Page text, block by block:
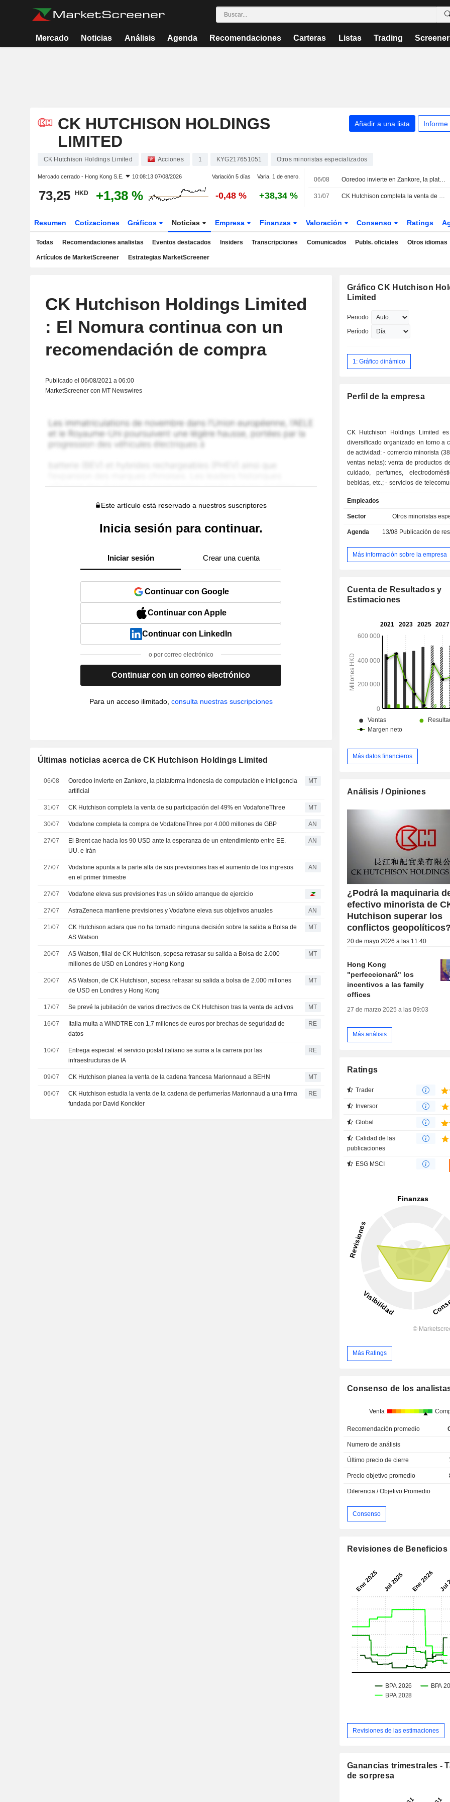
Mercado Noticias Análisis Agenda Recomendaciones Carteras Listas Trading
CK HUTCHISON HOLDINGS
LIMITED
Añadir a una lista Informe
CK Hutchison Holdings Limited Acciones 1 KYG217651051 Otros minoristas especializados
Mercado cerrado - Hong Kong S.E. 10:08:13 07/08/2026 Variación 5 días Varia. 1 de enero.
73,25 HKD +1,38 % -0,48 % +38,34 %
06/08 Ooredoo invierte en Zankore, la plataforma indonesia de computación e inteligencia artificial
31/07 CK Hutchison completa la venta de su participación del 49% en VodafoneThree
Resumen Cotizaciones Gráficos Noticias Empresa Finanzas Valoración Consenso Ratings
Todas Recomendaciones analistas Eventos destacados Insiders Transcripciones Comunicados Publs. oficiales Otros idiomas
Artículos de MarketScreener Estrategias MarketScreener
CK Hutchison Holdings Limited
: El Nomura continua con un
recomendación de compra
Publicado el 06/08/2021 a 06:00
MarketScreener con MT Newswires
Este artículo está reservado a nuestros suscriptores
Inicia sesión para continuar.
Iniciar sesión Crear una cuenta
Continuar con Google
Continuar con Apple
Continuar con LinkedIn
o por correo electrónico
Continuar con un correo electrónico
Para un acceso ilimitado, consulta nuestras suscripciones
Últimas noticias acerca de CK Hutchison Holdings Limited
06/08
Ooredoo invierte en Zankore, la plataforma indonesia de computación e inteligencia
artificial
MT
31/07 CK Hutchison completa la venta de su participación del 49% en VodafoneThree MT
30/07 Vodafone completa la compra de VodafoneThree por 4.000 millones de GBP AN
27/07
El Brent cae hacia los 90 USD ante la esperanza de un entendimiento entre EE.
UU. e Irán
AN
27/07
Vodafone apunta a la parte alta de sus previsiones tras el aumento de los ingresos
en el primer trimestre
AN
27/07 Vodafone eleva sus previsiones tras un sólido arranque de ejercicio
27/07 AstraZeneca mantiene previsiones y Vodafone eleva sus objetivos anuales AN
21/07
CK Hutchison aclara que no ha tomado ninguna decisión sobre la salida a Bolsa de
AS Watson
MT
20/07
AS Watson, filial de CK Hutchison, sopesa retrasar su salida a Bolsa de 2.000
millones de USD en Londres y Hong Kong
MT
20/07
AS Watson, de CK Hutchison, sopesa retrasar su salida a bolsa de 2.000 millones
de USD en Londres y Hong Kong
MT
17/07 Se prevé la jubilación de varios directivos de CK Hutchison tras la venta de activos MT
16/07
Italia multa a WINDTRE con 1,7 millones de euros por brechas de seguridad de
datos
RE
10/07
Entrega especial: el servicio postal italiano se suma a la carrera por las
infraestructuras de IA
RE
09/07 CK Hutchison planea la venta de la cadena francesa Marionnaud a BEHN MT
06/07
CK Hutchison estudia la venta de la cadena de perfumerías Marionnaud a una firma
fundada por David Konckier
RE
Gráfico CK Hutchison
Limited
Periodo
Período
1: Gráfico dinámico
Perfil de la empresa
CK Hutchison Holdings Limited
diversificado organizado en torno a
de actividad: - comercio minorista (38,5% de las
ventas netas): venta de productos
cuidado, perfumes,
bebidas, etc.; - servicios de telecomunicaciones
de infraestructuras (22,5%):
plantas de tratamiento de aguas
desarrollo y explotación de
participaciones.
Empleados
Sector Otros minoristas
Agenda 13/08 Publicación de
Más información sobre la empresa
Cuenta de Resultados y
Estimaciones
Más datos financieros
Análisis / Opiniones
¿Podrá la maquinaria
efectivo minorista de
Hutchison superar los
conflictos geopolíticos?
20 de mayo 2026 a las 11:40
Hong Kong
"perfeccionará" los
incentivos a las family
offices
27 de marzo 2025 a las 09:03
Más análisis
Ratings
Trader
Inversor
Global
Calidad de las
publicaciones
ESG MSCI
Más Ratings
Consenso de los
Venta
Recomendación promedio
Numero de análisis
Último precio de cierre
Precio objetivo promedio
Diferencia / Objetivo Promedio
Consenso
Revisiones de Beneficios
Revisiones de las estimaciones
Ganancias trimestrales -
de sorpresa